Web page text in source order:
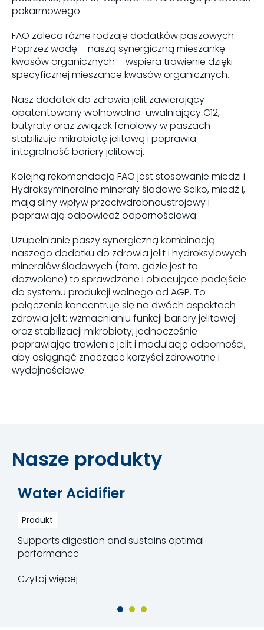
pokarmowego.
FAO zaleca różne rodzaje dodatków paszowych.
Poprzez wodę – naszą synergiczną mieszankę
kwasów organicznych – wspiera trawienie dzięki
specyficznej mieszance kwasów organicznych.
Nasz dodatek do zdrowia jelit zawierający
opatentowany wolnowolno-uwalniający C12,
butyraty oraz związek fenolowy w paszach
stabilizuje mikrobiotę jelitową i poprawia
integralność bariery jelitowej.
Kolejną rekomendacją FAO jest stosowanie miedzi i.
Hydroksymineralne minerały śladowe Selko, miedź i,
mają silny wpływ przeciwdrobnoustrojowy i
poprawiają odpowiedź odpornościową.
Uzupełnianie paszy synergiczną kombinacją
naszego dodatku do zdrowia jelit i hydroksylowych
minerałów śladowych (tam, gdzie jest to
dozwolone) to sprawdzone i obiecujące podejście
do systemu produkcji wolnego od AGP. To
połączenie koncentruje się na dwóch aspektach
zdrowia jelit: wzmacnianiu funkcji bariery jelitowej
oraz stabilizacji mikrobioty, jednocześnie
poprawiając trawienie jelit i modulację odporności,
aby osiągnąć znaczące korzyści zdrowotne i
wydajnościowe.
Nasze produkty
Water Acidifier
Produkt
Supports digestion and sustains optimal
performance
Czytaj więcej